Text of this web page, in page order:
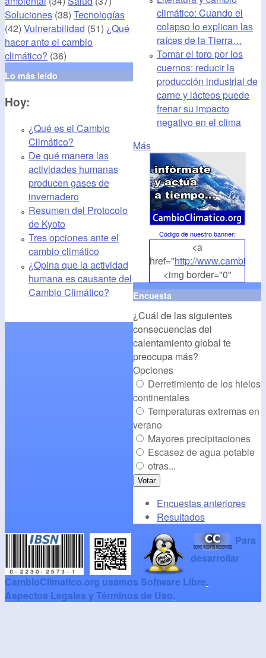
Soluciones (38) Tecnologías
(42) Vulnerabilidad (51) ¿Qué
hacer ante el cambio
climático? (36)
Lo más leído
Hoy:
¿Qué es el Cambio
Climático?
De qué manera las
actividades humanas
producen gases de
invernadero
Resumen del Protocolo
de Kyoto
Tres opciones ante el
cambio climático
¿Opina que la actividad
humana es causante del
Cambio Climático?
climático: Cuando el
colapso lo explican las
raíces de la Tierra…
Tomar el toro por los
cuernos: reducir la
producción industrial de
carne y lácteos puede
frenar su impacto
negativo en el clima
Más
Código de nuestro banner:
<a
href="http://
<img border="0"
align="middle"
src="http://
alt="CambioClimatico.org"
/></a>
Encuesta
¿Cuál de las siguientes
consecuencias del
calentamiento global te
preocupa más?
Opciones
Derretimiento de los hielos
continentales
Temperaturas extremas en
verano
Mayores precipitaciones
Escasez de agua potable
otras...
Encuestas anteriores
Resultados
Para
desarrollar
CambioClimatico.org usamos Software Libre.
Aspectos Legales y Términos de Uso.